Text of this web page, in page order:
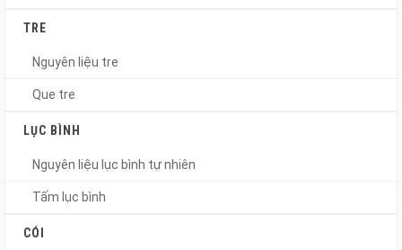
TRE
Nguyên liệu tre
Que tre
LỤC BÌNH
Nguyên liệu lục bình tự nhiên
Tấm lục bình
CÓI